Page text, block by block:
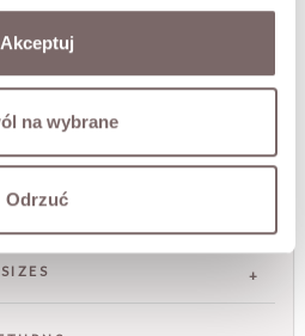
Akceptuj
na wybrane
OdrzućINFORMATION
SIZES